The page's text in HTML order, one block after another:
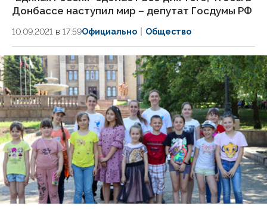
Донбассе наступил мир – депутат Госдумы РФ
10.09.2021 в 17:59Официально Общество